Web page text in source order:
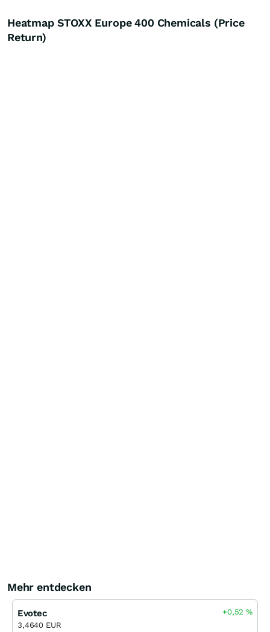
Heatmap STOXX Europe 400 Chemicals (Price
Return)
Mehr entdecken
Evotec
3,4640 EUR
+0,52%